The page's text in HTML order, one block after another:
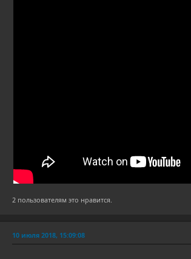
2 пользователям это нравится.
10 июля 2018, 15:09:08